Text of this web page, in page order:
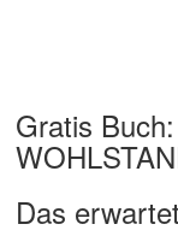
Gratis
Das